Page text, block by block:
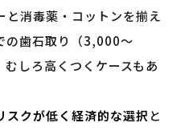
と消毒薬・コットンを揃え
の歯石取り（3,000〜
しろ高くつくケースもあ
スクが低く経済的な選択 と